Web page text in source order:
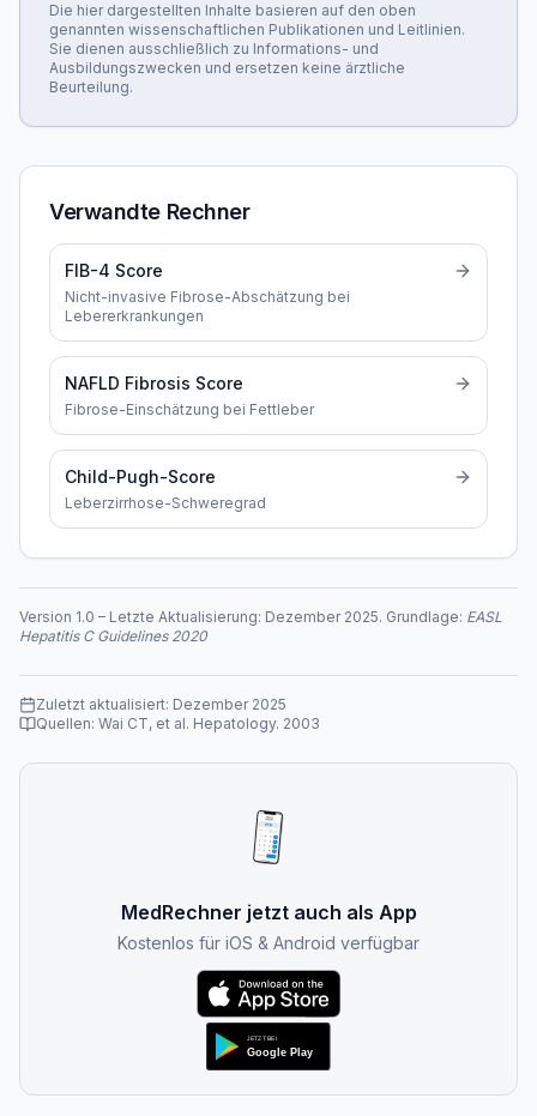
Die hier dargestellten Inhalte basieren auf den oben
genannten wissenschaftlichen Publikationen und Leitlinien.
Sie dienen ausschließlich zu Informations- und
Ausbildungszwecken und ersetzen keine ärztliche
Beurteilung.
Verwandte Rechner
FIB-4 Score
Nicht-invasive Fibrose-Abschätzung bei
Lebererkrankungen
NAFLD Fibrosis Score
Fibrose-Einschätzung bei Fettleber
Child-Pugh-Score
Leberzirrhose-Schweregrad
Version 1.0 – Letzte Aktualisierung: Dezember 2025. Grundlage: EASL
Hepatitis C Guidelines 2020
Zuletzt aktualisiert: Dezember 2025
Quellen: Wai CT, et al. Hepatology. 2003
MedRechner jetzt auch als App
Kostenlos für iOS & Android verfügbar